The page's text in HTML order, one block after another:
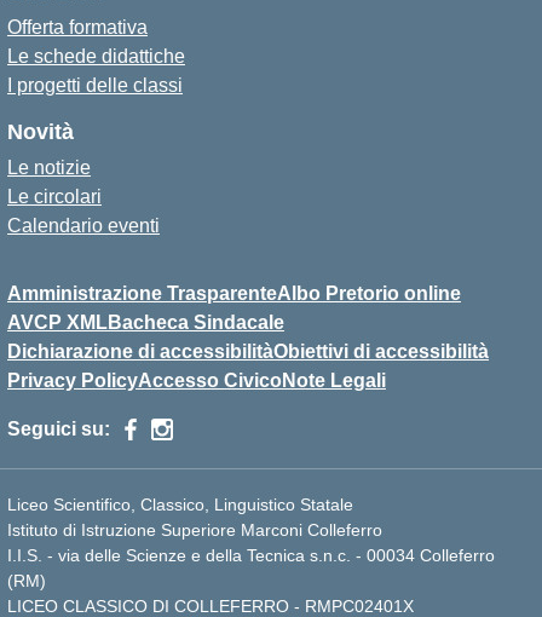
Offerta formativa
Le schede didattiche
I progetti delle classi
Novità
Le notizie
Le circolari
Calendario eventi
Amministrazione TrasparenteAlbo Pretorio online
AVCP XMLBacheca Sindacale
Dichiarazione di accessibilitàObiettivi di accessibilità
Privacy PolicyAccesso Civico Note Legali
Seguici su:
Liceo Scientifico, Classico, Linguistico Statale
Istituto di Istruzione Superiore Marconi Colleferro
I.I.S. - via delle Scienze e della Tecnica s.n.c. - 00034 Colleferro
(RM)
LICEO CLASSICO DI COLLEFERRO - RMPC02401X